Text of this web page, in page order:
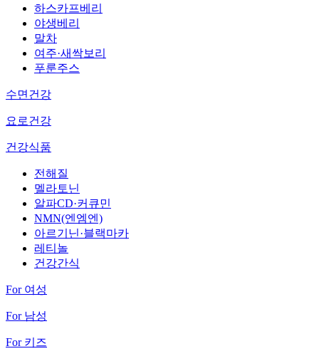
하스카프베리
야생베리
말차
여주·새싹보리
푸룬주스
수면건강
요로건강
건강식품
전해질
멜라토닌
알파CD·커큐민
NMN(엔엠엔)
아르기닌·블랙마카
레티놀
건강간식
For 여성
For 남성
For 키즈